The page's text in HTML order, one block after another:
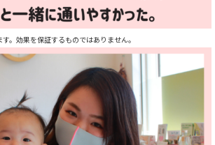
。 効果を保証するものではありません。